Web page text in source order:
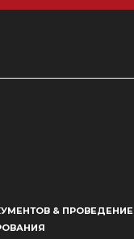
& ПРОВЕДЕНИЕ